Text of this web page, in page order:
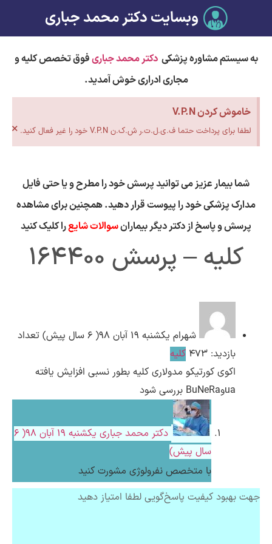
وبسایت دکتر محمد جباری
به سیستم مشاوره پزشکیدکتر محمد جباریفوق تخصص کلیه و
مجاری ادراری خوش آمدید.
خاموش کردن V.P.N
لطفا برای پرداخت حتما ف.ی.ل.ت.ر ش.ک.ن V.P.N خود را غیر فعال کنید. ×
شما بیمار عزیز می توانید پرسش خود را مطرح و یا حتی فایل
مدارک پزشکی خود را پیوست قرار دهید. همچنین برای مشاهده
پرسش و پاسخ از دکتر دیگر بیمارانسوالات شایعرا کلیک کنید
کلیه – پرسش 164400
شهرام یکشنبه ۱۹ آبان ۹۸( 6 سال پیش)
تعداد
بازدید: 473
کلیه
اکوی کورتیکو مدولاری کلیه بطور نسبی افزایش یافته
uaوBuNeRa بررسی شود
دکتر محمد جباری
یکشنبه ۱۹ آبان ۹۸( 6
سال پیش)
با متخصص نفرولوژی مشورت کنید
جهت بهبود کیفیت پاسخ‌گویی لطفا امتیاز دهید
قدرت گرفته از